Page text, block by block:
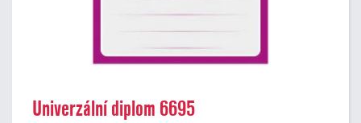
Univerzální diplom 6695